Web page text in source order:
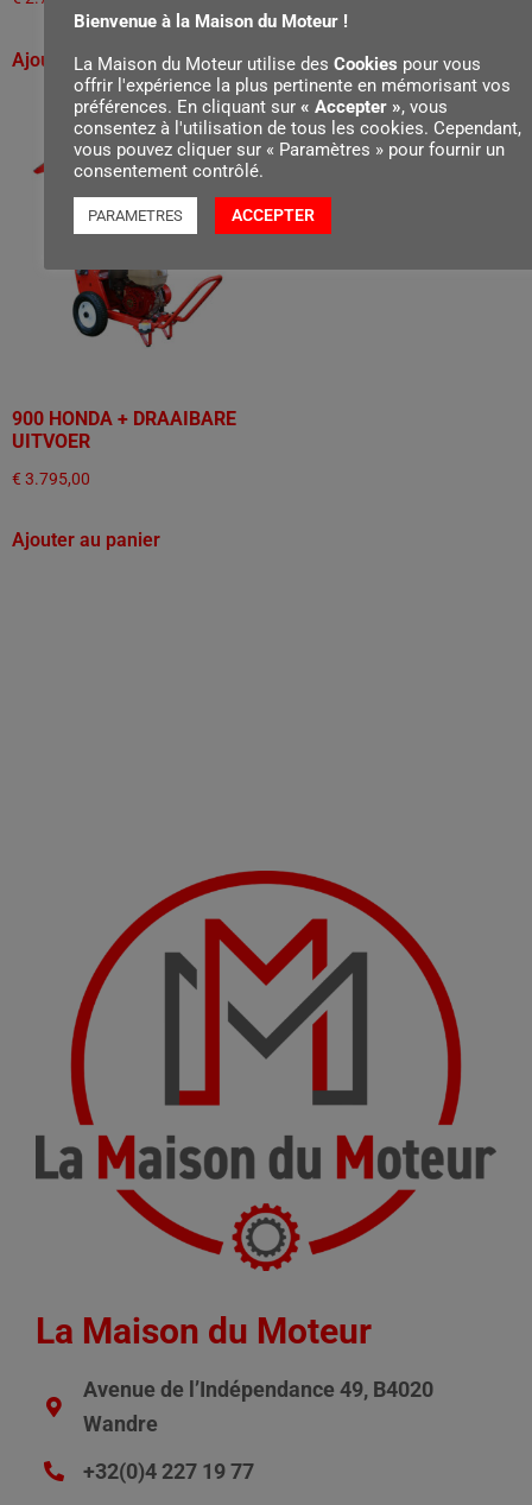
Ajouter au panier Ajouter au panier
900 HONDA + DRAAIBARE
UITVOER
€ 3.795,00
Ajouter au panier
La Maison du Moteur
Avenue de l’Indépendance 49, B4020
Wandre
+32(0)4 227 19 77
Bienvenue à la Maison du Moteur !
La Maison du Moteur utilise des Cookies pour vous
offrir l'expérience la plus pertinente en mémorisant vos
préférences. En cliquant sur « Accepter », vous
consentez à l'utilisation de tous les cookies. Cependant,
vous pouvez cliquer sur « Paramètres » pour fournir un
consentement contrôlé.
PARAMETRES ACCEPTER